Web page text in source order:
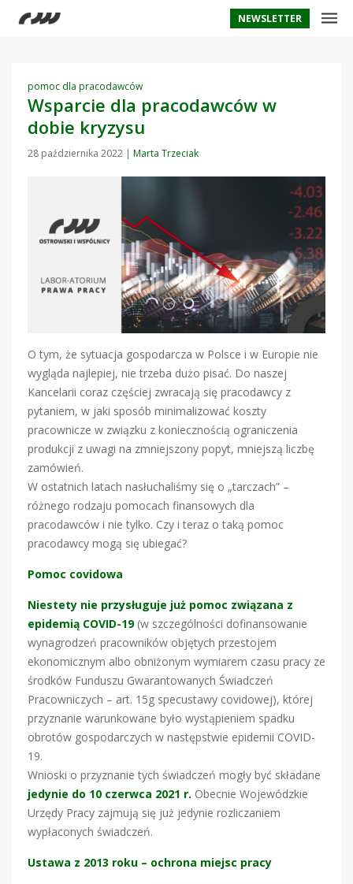
NEWSLETTER
pomoc dla pracodawców
Wsparcie dla pracodawców w
dobie kryzysu
28 października 2022 | Marta Trzeciak
O tym, że sytuacja gospodarcza w Polsce i w Europie nie
wygląda najlepiej, nie trzeba dużo pisać. Do naszej
Kancelarii coraz częściej zwracają się pracodawcy z
pytaniem, w jaki sposób minimalizować koszty
pracownicze w związku z koniecznością ograniczenia
produkcji z uwagi na zmniejszony popyt, mniejszą liczbę
zamówień.
W ostatnich latach nasłuchaliśmy się o „tarczach” –
różnego rodzaju pomocach finansowych dla
pracodawców i nie tylko. Czy i teraz o taką pomoc
pracodawcy mogą się ubiegać?
Pomoc covidowa
Niestety nie przysługuje już pomoc związana z
epidemią COVID-19(w szczególności dofinansowanie
wynagrodzeń pracowników objętych przestojem
ekonomicznym albo obniżonym wymiarem czasu pracy ze
środków Funduszu Gwarantowanych Świadczeń
Pracowniczych – art. 15g specustawy covidowej), której
przyznanie warunkowane było wystąpieniem spadku
obrotów gospodarczych w następstwie epidemii COVID-
19.
Wnioski o przyznanie tych świadczeń mogły być składane
jedynie do 10 czerwca 2021 r. Obecnie Wojewódzkie
Urzędy Pracy zajmują się już jedynie rozliczaniem
wypłaconych świadczeń.
Ustawa z 2013 roku – ochrona miejsc pracy